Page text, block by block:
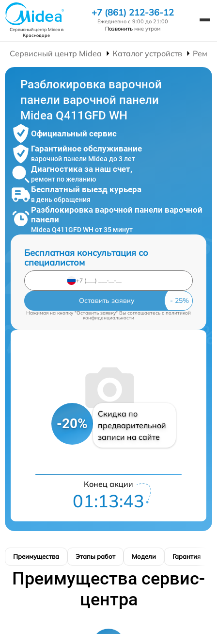
Сервисный центр Mideaв
Краснодаре
+7 (861) 212-36-12
Ежедневно с 9:00 до 21:00
Позвонить мне утром
Сервисный центр Midea Каталог устройств
Разблокировка варочной
панели варочной панели
Midea Q411GFD WH
Официальный сервис
Гарантийное обслуживание
варочной панели Midea до 3 лет
Диагностика за наш счет,
ремонт по желанию
Бесплатный выезд курьера
в день обращения
Разблокировка варочной панели варочной
панели
Midea Q411GFD WH от 35 минут
Бесплатная консультация со
специалистом
Оставить заявку
Нажимая на кнопку "Оставить заявку" Вы соглашаетесь cполитикой
конфиденциальности
-20%
Скидка по
предварительной
записи на сайте
Конец акции
01:13:42
Преимущества Этапы работ Модели Гарантия
Преимущества сервис-
центра